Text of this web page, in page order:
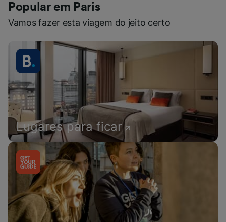
Popular em Paris
Vamos fazer esta viagem do jeito certo
Lugares para ficar